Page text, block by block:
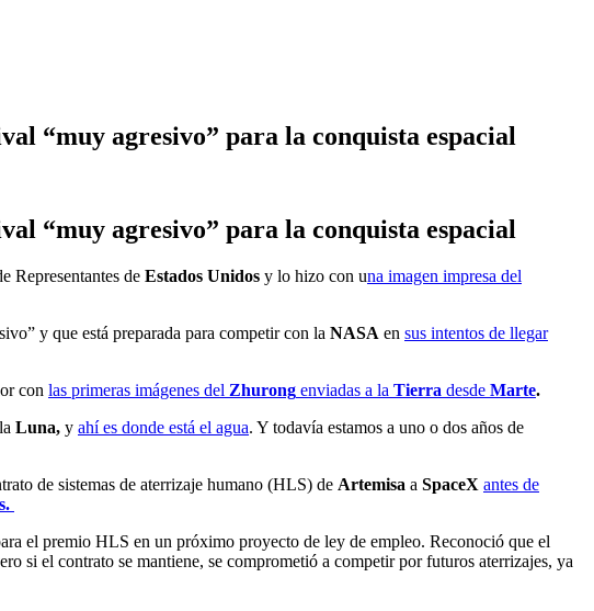
“muy agresivo” para la conquista espacial
“muy agresivo” para la conquista espacial
Representantes de Estados Unidos y lo hizo con una imagen impresa del
y que está preparada para competir con la NASA en sus intentos de llegar
con las primeras imágenes del Zhurong enviadas a la Tierra desde Marte.
Luna, y ahí es donde está el agua. Y todavía estamos a uno o dos años de
de sistemas de aterrizaje humano (HLS) de Artemisa a SpaceX antes de
el premio HLS en un próximo proyecto de ley de empleo. Reconoció que el
si el contrato se mantiene, se comprometió a competir por futuros aterrizajes, ya